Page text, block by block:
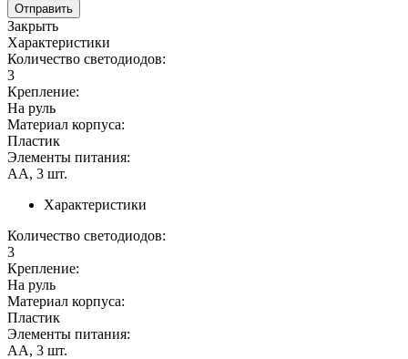
Отправить
Закрыть
Характеристики
Количество светодиодов:
3
Крепление:
На руль
Материал корпуса:
Пластик
Элементы питания:
АА, 3 шт.
Характеристики
Количество светодиодов:
3
Крепление:
На руль
Материал корпуса:
Пластик
Элементы питания:
АА, 3 шт.